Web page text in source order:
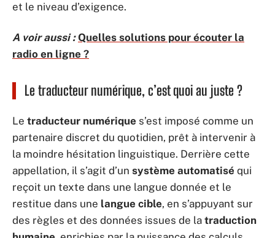
et le niveau d’exigence.
A voir aussi : Quelles solutions pour écouter la
radio en ligne ?
Le traducteur numérique, c’est quoi au juste ?
Le traducteur numérique s’est imposé comme un
partenaire discret du quotidien, prêt à intervenir à
la moindre hésitation linguistique. Derrière cette
appellation, il s’agit d’un système automatisé qui
reçoit un texte dans une langue donnée et le
restitue dans une langue cible, en s’appuyant sur
des règles et des données issues de la traduction